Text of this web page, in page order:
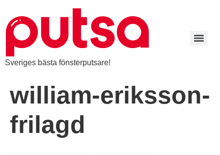
Sveriges bästa fönsterputsare!
william-eriksson-
frilagd